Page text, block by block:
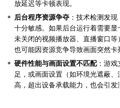
放延迟等卡顿表现。
后台程序资源争夺 ：技术检测发
十分敏感。如果后台运行着需要
未关闭的视频播放器、直播窗口等
也可能因资源竞争导致画面突然卡
硬件性能与画面设置不匹配：游戏
足，或画面设置（如环境光遮蔽
高，超出设备承载能力，也会引发